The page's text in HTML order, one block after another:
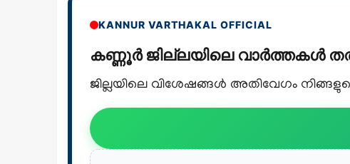
KANNUR VARTHAKAL OFFICIAL
കണ്ണൂർ ജില്ലയിലെ വാർത്തകൾ
ജില്ലയിലെ വിശേഷങ്ങൾ അതിവേഗം